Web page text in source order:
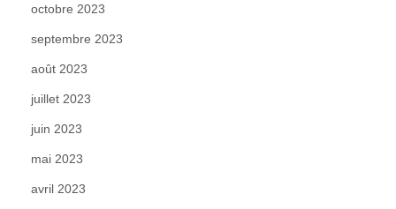
octobre 2023
septembre 2023
août 2023
juillet 2023
juin 2023
mai 2023
avril 2023